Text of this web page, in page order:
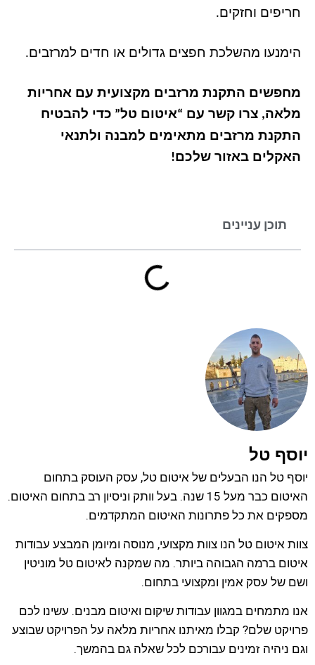
חריפים וחזקים.
הימנעו מהשלכת חפצים גדולים או חדים למרזבים.
מחפשים התקנת מרזבים מקצועית עם אחריות
מלאה, צרו קשר עם “איטום טל” כדי להבטיח
התקנת מרזבים מתאימים למבנה ולתנאי
האקלים באזור שלכם!
תוכן עניינים
יוסף טל
יוסף טל הנו הבעלים של איטום טל, עסק העוסק בתחום
האיטום כבר מעל 15 שנה. בעל וותק וניסיון רב בתחום האיטום.
מספקים את כל פתרונות האיטום המתקדמים.
צוות איטום טל הנו צוות מקצועי, מנוסה ומיומן המבצע עבודות
איטום ברמה הגבוהה ביותר. מה שמקנה לאיטום טל מוניטין
ושם של עסק אמין ומקצועי בתחום.
אנו מתמחים במגוון עבודות שיקום ואיטום מבנים. עשינו לכם
פרויקט שלם? קבלו מאיתנו אחריות מלאה על הפרויקט שבוצע
וגם ניהיה זמינים עבורכם לכל שאלה גם בהמשך.